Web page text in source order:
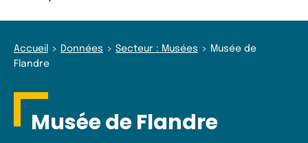
Accueil Données Secteur : Musées
Musée de
Flandre
Musée de Flandre